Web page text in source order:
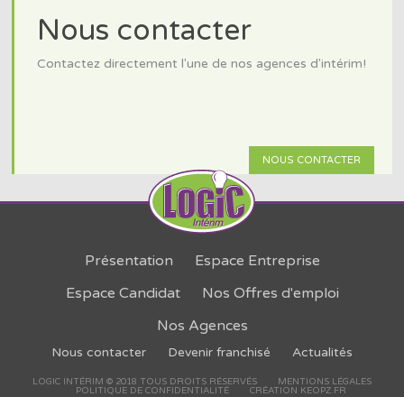
Nous contacter
Contactez directement l'une de nos agences d'intérim!
NOUS CONTACTER
Présentation
Espace Entreprise
Espace Candidat
Nos Offres d'emploi
Nos Agences
Nous contacter Devenir franchisé Actualités
LOGIC INTÉRIM © 2018 TOUS DROITS RÉSERVÉS
MENTIONS LÉGALES
POLITIQUE DE CONFIDENTIALITÉ
CRÉATION KEOPZ.FR